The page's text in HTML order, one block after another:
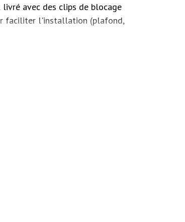
avec des clips de blocage
faciliter l'installation (plafond,